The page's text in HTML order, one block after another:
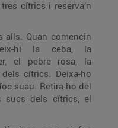
alls. Quan comencin
la
el pebre rosa, la
suau. Retira-ho del
sucs dels cítrics, el